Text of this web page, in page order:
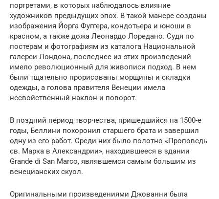
портретами, в которых наблюдалось влияние
художников предыдущих эпох. В такой манере созданы
изображения Йорга Фуггера, кондотьера и юноши в
красном, а также дожа Леонардо Лоредано. Судя по
постерам и фотографиям из каталога Национальной
галереи Лондона, последнее из этих произведений
имело революционный для живописи подход. В нем
были тщательно прорисованы морщины и складки
одежды, а голова правителя Венеции имела
несвойственный наклон и поворот.
В поздний период творчества, пришедшийся на 1500-е
годы, Беллини похоронил старшего брата и завершил
одну из его работ. Среди них было полотно «Проповедь
св. Марка в Александрии», находившееся в здании
Grande di San Marco, являвшемся самым большим из
венецианских скуол.
Оригинальными произведениями Джованни была